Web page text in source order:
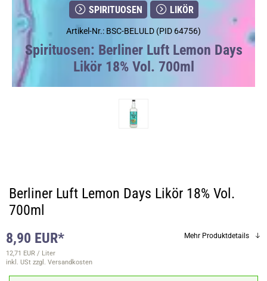
SPIRITUOSEN LIKÖR
Artikel-Nr.: BSC-BELULD (PID 64756)
Spirituosen: Berliner Luft Lemon Days
Likör 18% Vol. 700ml
Berliner Luft Lemon Days Likör 18% Vol.
700ml
8,90 EUR*
12,71 EUR / Liter
inkl. USt zzgl. Versandkosten
Mehr Produktdetails